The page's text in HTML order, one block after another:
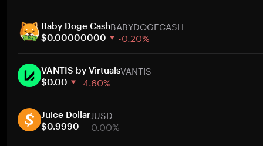
Baby Doge CashBABYDOGECASH
$0.00000000 -0.20%
30日間
時価総額
VANTIS by VirtualsVANTIS
$0.00 -4.60%
30日間
時価総額
Juice DollarJUSD
$0.9990 0.00%